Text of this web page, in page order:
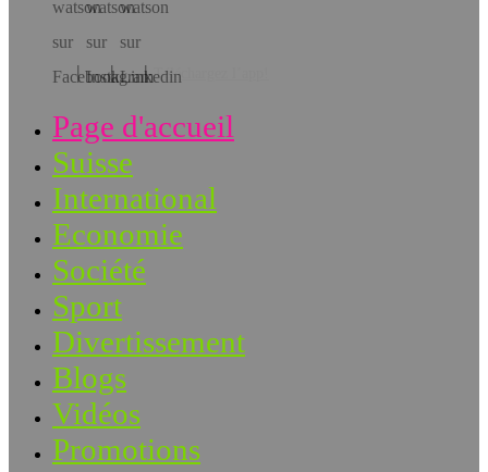
Téléchargez l’app!
Page d'accueil
Suisse
International
Economie
Société
Sport
Divertissement
Blogs
Vidéos
Promotions